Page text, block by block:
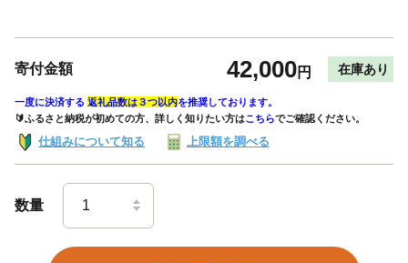
寄付金額 42,000円 在庫あり
一度に決済する 返礼品数は３つ以内を推奨しております。
🔰ふるさと納税が初めての方、詳しく知りたい方はこちらでご確認ください。
仕組みについて知る 上限額を調べる
数量